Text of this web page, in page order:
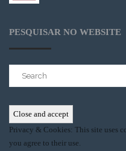
PESQUISAR NO WEBSITE
Privacy & Cookies: This site uses
you agree to their use.